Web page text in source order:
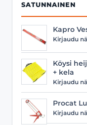
SATUNNAINEN
Kapro
Kirjaudu
Köysi
+ kela
Kirjaudu
Procat
Kirjaudu